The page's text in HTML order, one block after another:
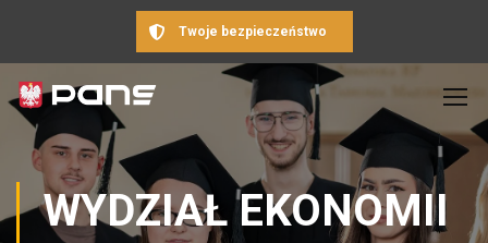
Twoje bezpieczeństwo
WYDZIAŁ EKONOMII